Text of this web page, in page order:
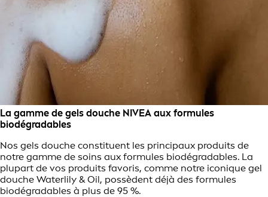
La gamme de gels douche NIVEA aux formules
biodégradables
Nos gels douche constituent les principaux produits de
notre gamme de soins aux formules biodégradables. La
plupart de vos produits favoris, comme notre iconique gel
douche Waterlily & Oil, possèdent déjà des formules
biodégradables à plus de 95 %.